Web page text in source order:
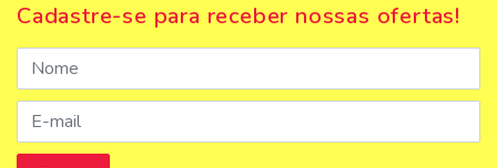
Cadastre-se para receber nossas ofertas!